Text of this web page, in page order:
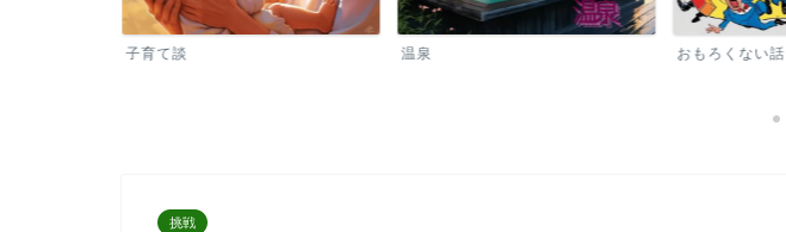
子育て談 温泉 おもろくない話
挑戦